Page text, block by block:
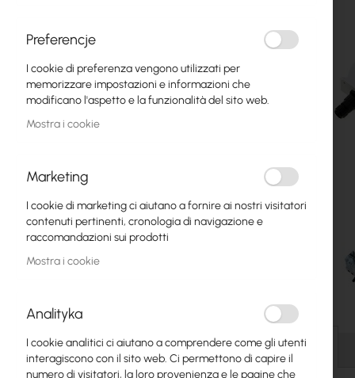
Fibre ottiche
Switch
Punti di Accesso
Cabinets
Cavi LAN
Convertitori di Media
Vai
della
galleria
Dettagli
Preferencje
I cookie di preferenza vengono utilizzati per
memorizzare impostazioni e informazioni che
modificano l'aspetto e la funzionalità del sito web.
Mostra i cookie
Marketing
I cookie di marketing ci aiutano a fornire ai nostri visitatori
contenuti pertinenti, cronologia di navigazione e
raccomandazioni sui prodotti
Mostra i cookie
Analityka
I cookie analitici ci aiutano a comprendere come gli utenti
interagiscono con il sito web. Ci permettono di capire il
numero di visitatori, la loro provenienza e le pagine che